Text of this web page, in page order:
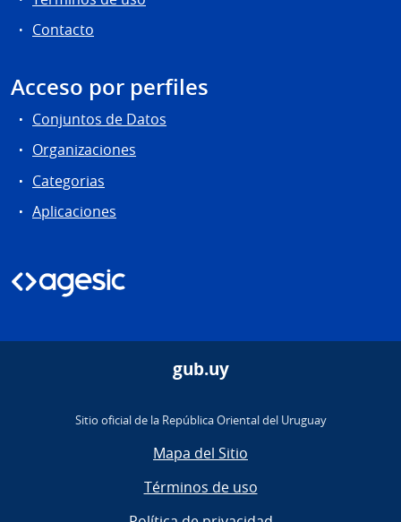
Contacto
Acceso por perfiles
Conjuntos de Datos
Organizaciones
Categorias
Aplicaciones
gub.uy
Sitio oficial de la República Oriental del Uruguay
Mapa del Sitio
Términos de uso